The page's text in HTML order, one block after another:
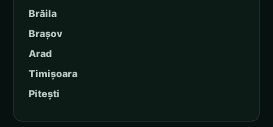
Brăila
Brașov
Arad
Timișoara
Pitești